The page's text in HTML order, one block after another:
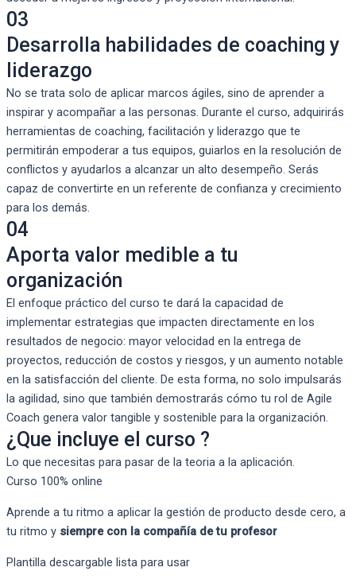
03
Desarrolla habilidades de coaching y
liderazgo
No se trata solo de aplicar marcos ágiles, sino de aprender a
inspirar y acompañar a las personas. Durante el curso, adquirirás
herramientas de coaching, facilitación y liderazgo que te
permitirán empoderar a tus equipos, guiarlos en la resolución de
conflictos y ayudarlos a alcanzar un alto desempeño. Serás
capaz de convertirte en un referente de confianza y crecimiento
para los demás.
04
Aporta valor medible a tu
organización
El enfoque práctico del curso te dará la capacidad de
implementar estrategias que impacten directamente en los
resultados de negocio: mayor velocidad en la entrega de
proyectos, reducción de costos y riesgos, y un aumento notable
en la satisfacción del cliente. De esta forma, no solo impulsarás
la agilidad, sino que también demostrarás cómo tu rol de Agile
Coach genera valor tangible y sostenible para la organización.
¿Que incluye el curso ?
Lo que necesitas para pasar de la teoria a la aplicación.
Curso 100% online
Aprende a tu ritmo a aplicar la gestión de producto desde cero, a
tu ritmo y siempre con la compañía de tu profesor
Plantilla descargable lista para usar